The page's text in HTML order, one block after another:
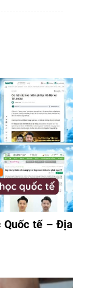
Quốc tế – Địa